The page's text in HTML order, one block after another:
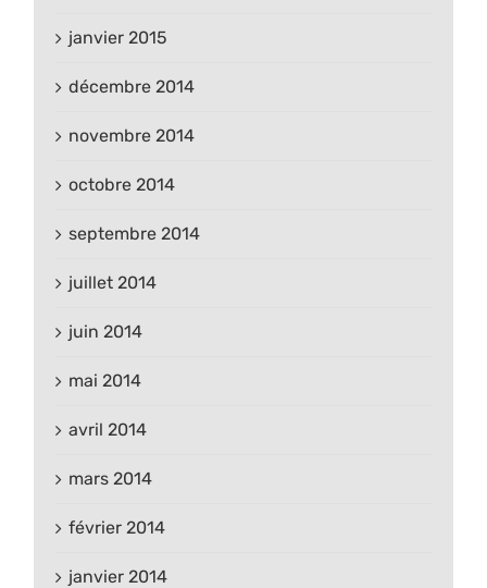
janvier 2015
décembre 2014
novembre 2014
octobre 2014
septembre 2014
juillet 2014
juin 2014
mai 2014
avril 2014
mars 2014
février 2014
janvier 2014